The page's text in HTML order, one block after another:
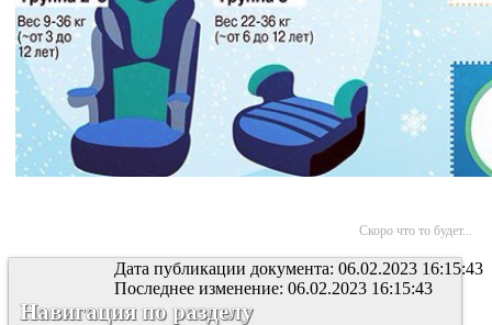
Скоро что то будет...
Дата публикации документа: 06.02.2023 16:15:43
Последнее изменение: 06.02.2023 16:15:43
Навигация по разделу